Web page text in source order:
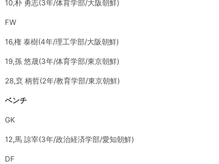
10,朴 勇志(3年/体育学部/大阪朝鮮)
FW
16,権 泰樹(4年/理工学部/大阪朝鮮)
19,孫 悠晟(3年/体育学部/東京朝鮮)
28,裵 柄哲(2年/教育学部/東京朝鮮)
ベンチ
GK
12,馬 諒宰(3年/政治経済学部/愛知朝鮮)
DF